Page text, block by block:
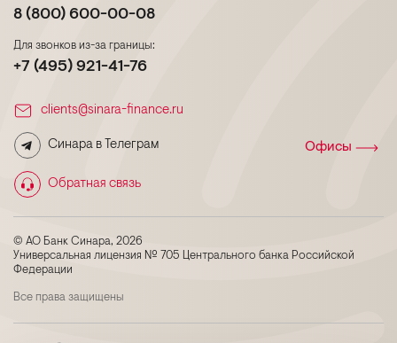
© АО Банк Синара, 2026
Универсальная лицензия № 705 Центрального банка Российской
Федерации
Все права защищены
clients@sinara-finance.ru
Синара в Телеграм
Обратная связь
8 (800) 600-00-08
Для звонков из-за границы:
+7 (495) 921-41-76
Офисы